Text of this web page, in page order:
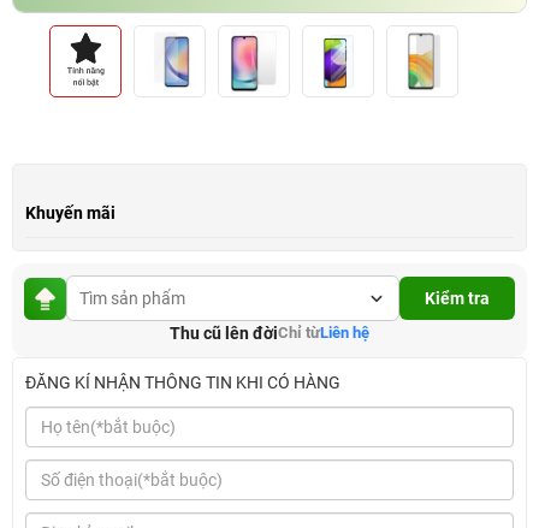
Khuyến mãi
Kiểm tra
Thu cũ lên đờiChỉ từLiên hệ
ĐĂNG KÍ NHẬN THÔNG TIN KHI CÓ HÀNG